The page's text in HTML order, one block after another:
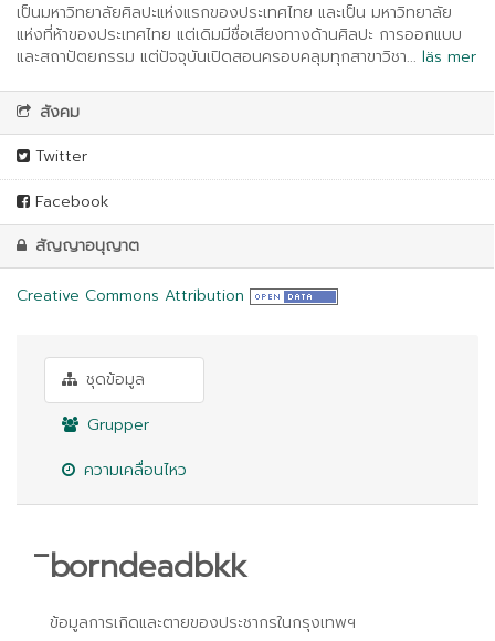
เป็นมหาวิทยาลัยศิลปะแห่งแรกของประเทศไทย และเป็น มหาวิทยาลัย
แห่งที่ห้าของประเทศไทย แต่เดิมมีชื่อเสียงทางด้านศิลปะ การออกแบบ
และสถาปัตยกรรม แต่ปัจจุบันเปิดสอนครอบคลุมทุกสาขาวิชา... läs mer
สังคม
Twitter
Facebook
สัญญาอนุญาต
Creative Commons Attribution
ชุดข้อมูล
Grupper
ความเคลื่อนไหว
ิborndeadbkk
ข้อมูลการเกิดและตายของประชากรในกรุงเทพฯ